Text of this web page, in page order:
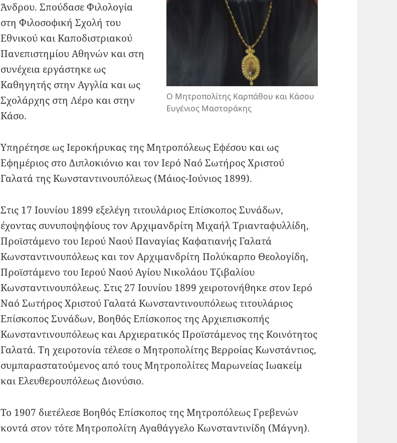
Ο Μητροπολίτης Καρπάθου και Κάσου
Ευγένιος Μαστοράκης
Άνδρου. Σπούδασε Φιλολογία
στη Φιλοσοφική Σχολή του
Εθνικού και Καποδιστριακού
Πανεπιστημίου Αθηνών και στη
συνέχεια εργάστηκε ως
Καθηγητής στην Αγγλία και ως
Σχολάρχης στη Λέρο και στην
Κάσο.
Υπηρέτησε ως Ιεροκήρυκας της Μητροπόλεως Εφέσου και ως
Εφημέριος στο Διπλοκιόνιο και τον Ιερό Ναό Σωτήρος Χριστού
Γαλατά της Κωνσταντινουπόλεως (Μάιος-Ιούνιος 1899).
Στις 17 Ιουνίου 1899 εξελέγη τιτουλάριος Επίσκοπος Συνάδων,
έχοντας συνυποψηφίους τον Αρχιμανδρίτη Μιχαήλ Τριανταφυλλίδη,
Προϊστάμενο του Ιερού Ναού Παναγίας Καφατιανής Γαλατά
Κωνσταντινουπόλεως και τον Αρχιμανδρίτη Πολύκαρπο Θεολογίδη,
Προϊστάμενο του Ιερού Ναού Αγίου Νικολάου Τζιβαλίου
Κωνσταντινουπόλεως. Στις 27 Ιουνίου 1899 χειροτονήθηκε στον Ιερό
Ναό Σωτήρος Χριστού Γαλατά Κωνσταντινουπόλεως τιτουλάριος
Επίσκοπος Συνάδων, Βοηθός Επίσκοπος της Αρχιεπισκοπής
Κωνσταντινουπόλεως και Αρχιερατικός Προϊστάμενος της Κοινότητος
Γαλατά. Τη χειροτονία τέλεσε ο Μητροπολίτης Βερροίας Κωνστάντιος,
συμπαραστατούμενος από τους Μητροπολίτες Μαρωνείας Ιωακείμ
και Ελευθερουπόλεως Διονύσιο.
Το 1907 διετέλεσε Βοηθός Επίσκοπος της Μητροπόλεως Γρεβενών
κοντά στον τότε Μητροπολίτη Αγαθάγγελο Κωνσταντινίδη (Μάγνη).